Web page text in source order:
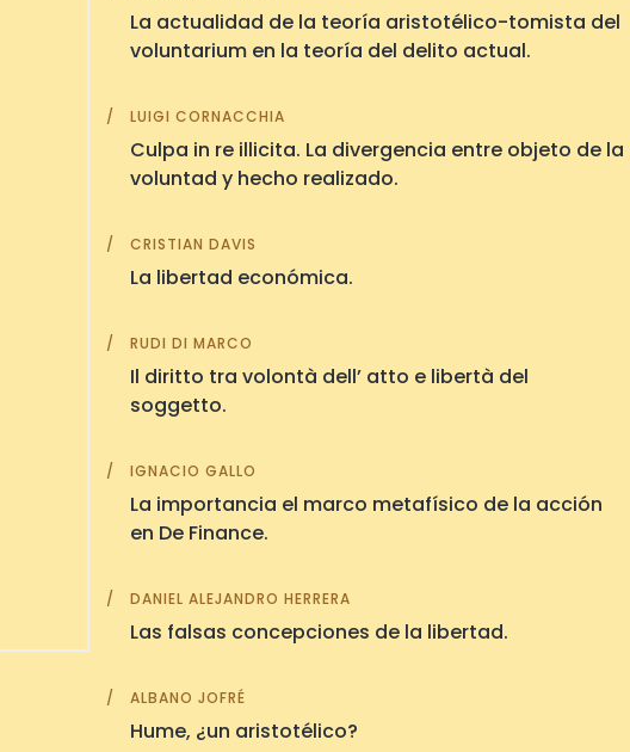
La actualidad de la teoría aristotélico-tomista del
voluntarium en la teoría del delito actual.
LUIGI CORNACCHIA
Culpa in re illicita. La divergencia entre objeto de la
voluntad y hecho realizado.
CRISTIAN DAVIS
La libertad económica.
RUDI DI MARCO
Il diritto tra volontà dell’ atto e libertà del
soggetto.
IGNACIO GALLO
La importancia el marco metafísico de la acción
en De Finance.
DANIEL ALEJANDRO HERRERA
Las falsas concepciones de la libertad.
ALBANO JOFRÉ
Hume, ¿un aristotélico?